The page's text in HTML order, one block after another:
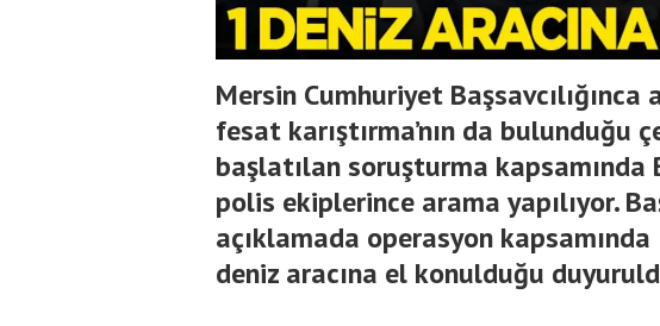
Mersin Cumhuriyet Başsavcılığınca
fesat karıştırma’nın da bulunduğu
başlatılan soruşturma kapsamında
polis ekiplerince arama yapılıyor.
açıklamada operasyon
deniz aracına el konulduğu